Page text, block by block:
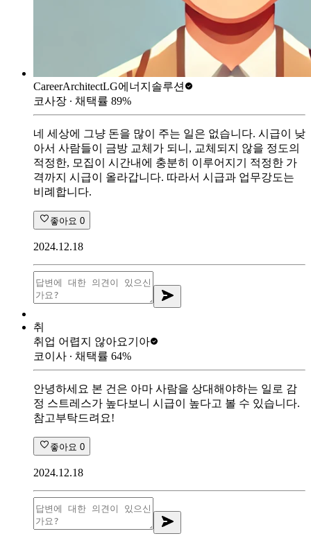
CareerArchitectLG에너지솔루션
코사장 ∙ 채택률 89%
네 세상에 그냥 돈을 많이 주는 일은 없습니다. 시급이 낮
아서 사람들이 금방 교체가 되니, 교체되지 않을 정도의
적정한, 모집이 시간내에 충분히 이루어지기 적정한 가
격까지 시급이 올라갑니다. 따라서 시급과 업무강도는
비례합니다.
좋아요 0
2024.12.18
취
취업 어렵지 않아요기아
코이사 ∙ 채택률 64%
안녕하세요 본 건은 아마 사람을 상대해야하는 일로 감
정 스트레스가 높다보니 시급이 높다고 볼 수 있습니다.
참고부탁드려요!
좋아요 0
2024.12.18